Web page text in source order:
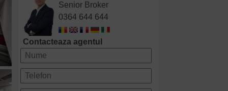
Senior Broker
0364 644 644
Contacteaza agentul